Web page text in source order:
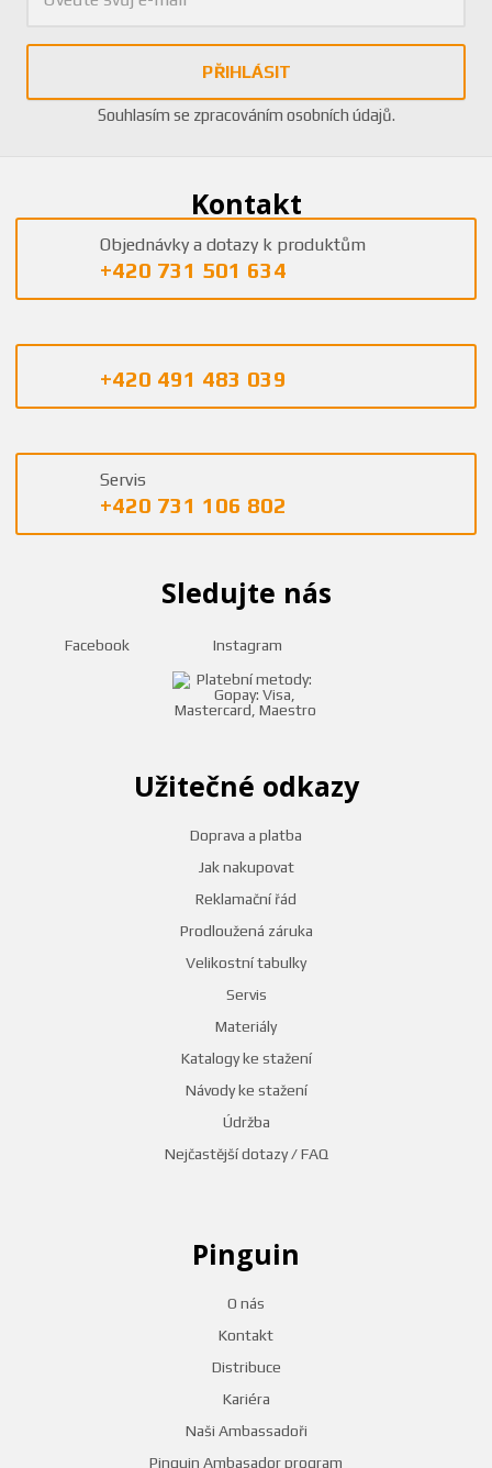
PŘIHLÁSIT
Souhlasím se zpracováním osobních údajů.
Užitečné odkazy
Doprava a platba
Jak nakupovat
Reklamační řád
Prodloužená záruka
Velikostní tabulky
Servis
Materiály
Katalogy ke stažení
Návody ke stažení
Údržba
Nejčastější dotazy / FAQ
Pinguin
O nás
Kontakt
Distribuce
Kariéra
Naši Ambassadoři
Pinguin Ambasador program
Kontakt
Objednávky a dotazy k produktům
+420 731 501 634
+420 491 483 039
Servis
+420 731 106 802
Sledujte nás
Facebook Instagram